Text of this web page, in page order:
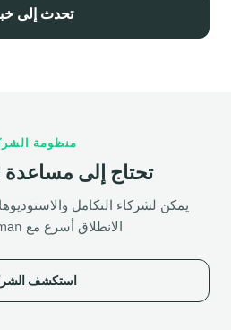
تحدث إلى
منظومة
تحتاج إلى مساعدة
يمكن لشركاء التكامل
الانطلاق أسرع مع Hyperhuman.
استكشف